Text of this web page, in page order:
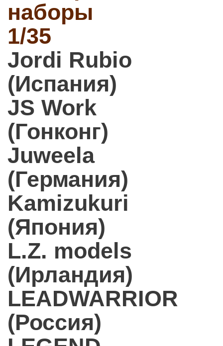
наборы
1/35
Jordi Rubio
(Испания)
JS Work
(Гонконг)
Juweela
(Германия)
Kamizukuri
(Япония)
L.Z. models
(Ирландия)
LEADWARRIOR
(Россия)